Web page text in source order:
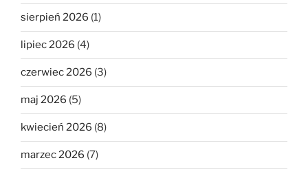
sierpień 2026 (1)
lipiec 2026 (4)
czerwiec 2026 (3)
maj 2026 (5)
kwiecień 2026 (8)
marzec 2026 (7)